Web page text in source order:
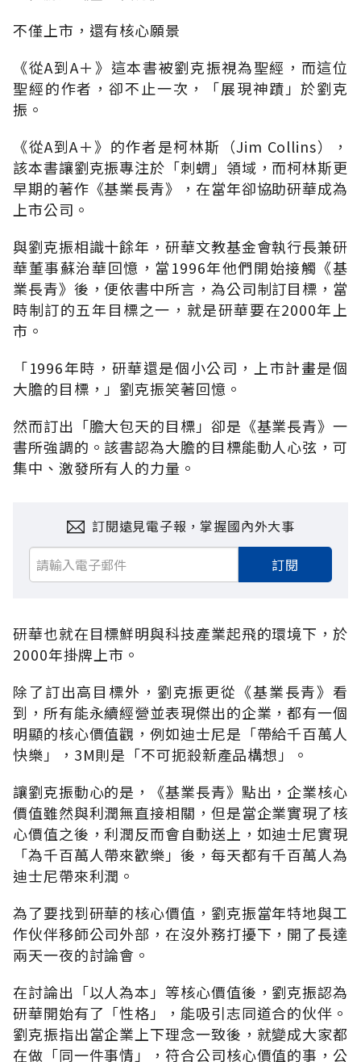
不僅上市，還有核心願景
《從A到A＋》這本書被劉克振視為聖經，而這位
聖經的作者，卻不止一次，「展現神蹟」於劉克
振。
《從A到A＋》的作者是柯林斯（Jim Collins），
該本書讓劉克振專注於「刺蝟」領域，而柯林斯更
早期的著作《基業長青》，在當年卻協助研華成為
上市公司。
與劉克振相識十餘年，研華文教基金會執行長兼研
華董事蘇治華回憶，當1996年他們開始接觸《基
業長青》後，便依書中所言，為公司制訂目標，當
時制訂的五年目標之一，就是研華要在2000年上
市。
「1996年時，研華還是個小公司，上市計畫是個
大膽的目標，」劉克振笑著回憶。
然而訂出「膽大包天的目標」卻是《基業長青》一
書所強調的。該書認為大膽的目標能動人心弦，可
集中、激發所有人的力量。
訂閱遠見電子報，掌握國內外大事
訂閱
研華也就在目標鮮明與科技產業起飛的環境下，於
2000年掛牌上市。
除了訂出高目標外，劉克振更從《基業長青》看
到，所有能永續經營並表現傑出的企業，都有一個
明顯的核心價值觀，例如迪士尼是「帶給千百萬人
快樂」，3M則是「不可扼殺新產品構想」。
讓劉克振動心的是，《基業長青》點出，企業核心
價值雖然與利潤無直接相關，但是當企業實現了核
心價值之後，利潤反而會自動送上，如迪士尼實現
「為千百萬人帶來歡樂」後，每天都有千百萬人為
迪士尼帶來利潤。
為了要找到研華的核心價值，劉克振當年特地與工
作伙伴移師公司外部，在沒外務打擾下，開了長達
兩天一夜的討論會。
在討論出「以人為本」等核心價值後，劉克振認為
研華開始有了「性格」，能吸引志同道合的伙伴。
劉克振指出當企業上下理念一致後，就變成大家都
在做「同一件事情」，符合公司核心價值的事，公